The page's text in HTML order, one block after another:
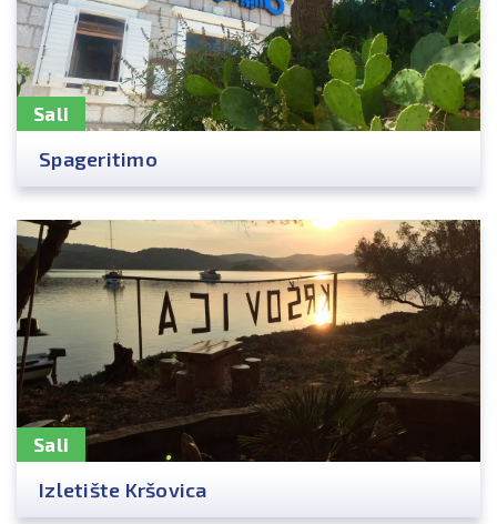
Sali
Spageritimo
Sali
Izletište Kršovica